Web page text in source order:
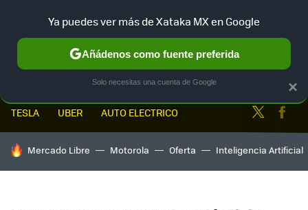
TESLA UBER AUTO ELECTRICO Twitter
HOY SE HABLA DE
Mercado Libre Motorola Oferta Inteligencia Artificial
×
Ya puedes ver más de Xataka MX en Google
Añádenos como fuente preferida
Solo necesitas una cuenta de Google